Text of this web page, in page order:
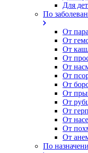
Для
По
От
Oт
От
От
От
Oт
От
От
От
От
От
От
От
По